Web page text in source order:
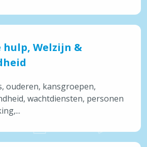
hulp, Welzijn &
ouderen, kansgroepen,
wachtdiensten, personen